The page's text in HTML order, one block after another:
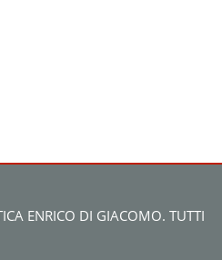
ENRICO DI GIACOMO. TUTTI